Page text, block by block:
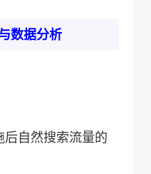
数据分析​
后自然搜索流量的